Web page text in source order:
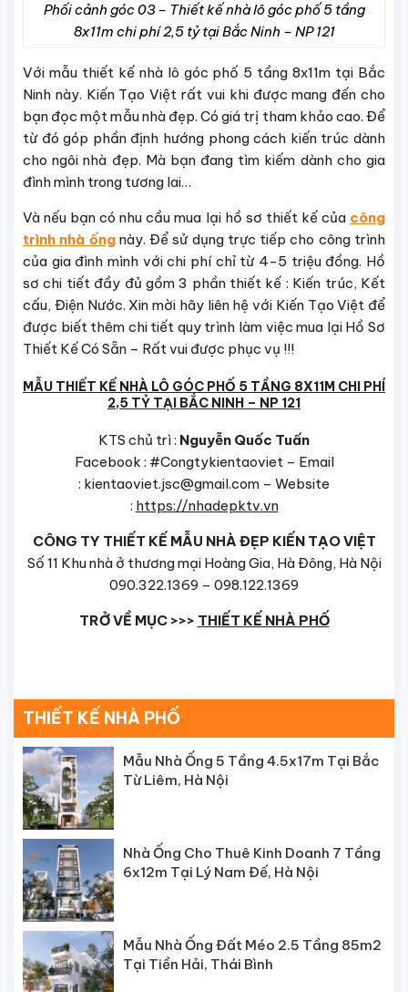
Phối cảnh góc 03 – Thiết kế nhà lô góc phố 5 tầng
8x11m chi phí 2,5 tỷ tại Bắc Ninh – NP 121
Với mẫu thiết kế nhà lô góc phố 5 tầng 8x11m tại Bắc
Ninh này. Kiến Tạo Việt rất vui khi được mang đến cho
bạn đọc một mẫu nhà đẹp. Có giá trị tham khảo cao. Để
từ đó góp phần định hướng phong cách kiến trúc dành
cho ngôi nhà đẹp. Mà bạn đang tìm kiếm dành cho gia
đình mình trong tương lai…
Và nếu bạn có nhu cầu mua lại hồ sơ thiết kế của công
trình nhà ốngnày. Để sử dụng trực tiếp cho công trình
của gia đình mình với chi phí chỉ từ 4-5 triệu đồng. Hồ
sơ chi tiết đầy đủ gồm 3 phần thiết kế : Kiến trúc, Kết
cấu, Điện Nước. Xin mời hãy liên hệ với Kiến Tạo Việt để
được biết thêm chi tiết quy trình làm việc mua lại Hồ Sơ
Thiết Kế Có Sẵn – Rất vui được phục vụ !!!
MẪU THIẾT KẾ NHÀ LÔ GÓC PHỐ 5 TẦNG 8X11M CHI PHÍ
2,5 TỶ TẠI BẮC NINH – NP 121
KTS chủ trì : Nguyễn Quốc Tuấn
Facebook : #Congtykientaoviet – Email
: kientaoviet.jsc@gmail.com – Website
: https://nhadepktv.vn
CÔNG TY THIẾT KẾ MẪU NHÀ ĐẸP KIẾN TẠO VIỆT
Số 11 Khu nhà ở thương mại Hoàng Gia, Hà Đông, Hà Nội
090.322.1369 – 098.122.1369
TRỞ VỀ MỤC >>> THIẾT KẾ NHÀ PHỐ
THIẾT KẾ NHÀ PHỐ
Mẫu Nhà Ống 5 Tầng 4.5x17m Tại Bắc
Từ Liêm, Hà Nội
Nhà Ống Cho Thuê Kinh Doanh 7 Tầng
6x12m Tại Lý Nam Đế, Hà Nội
Mẫu Nhà Ống Đất Méo 2.5 Tầng 85m2
Tại Tiền Hải, Thái Bình